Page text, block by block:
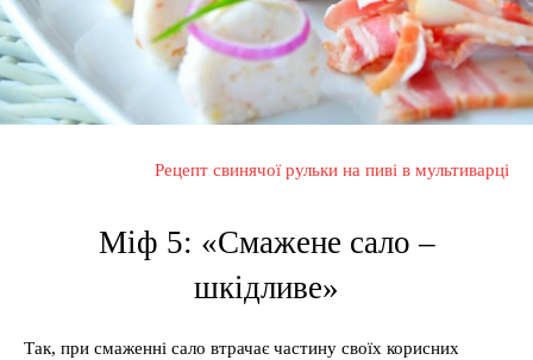
Рецепт свинячої рульки на пиві в мультиварці
Міф 5: «Смажене сало –
шкідливе»
Так, при смаженні сало втрачає частину своїх корисних